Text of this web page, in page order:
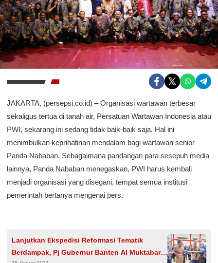
JAKARTA, (persepsi.co.id) – Organisasi wartawan terbesar
sekaligus tertua di tanah air, Persatuan Wartawan Indonesia atau
PWI, sekarang ini sedang tidak baik-baik saja. Hal ini
menimbulkan keprihatinan mendalam bagi wartawan senior
Panda Nababan. Sebagaimana pandangan para sesepuh media
lainnya, Panda Nababan menegaskan, PWI harus kembali
menjadi organisasi yang disegani, tempat semua institusi
pemerintah bertanya mengenai pers.
Lanjutkan Ekspedisi Reformasi Tematik
Berdampak, Pj Gubernur Banten Al Muktabar